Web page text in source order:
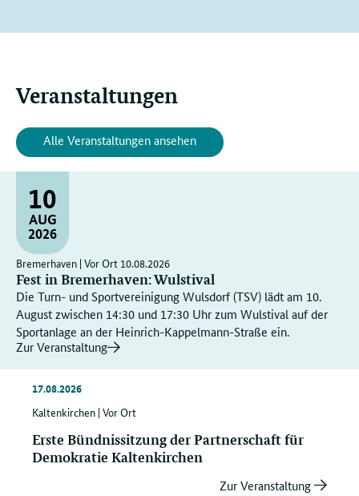
Veranstaltungen
Alle Veranstaltungen ansehen
10
AUG
2026
Bremerhaven Vor Ort 10.08.202610.
08.
2026
Fest in Bremerhaven: Wulstival
Die Turn- und Sportvereinigung Wulsdorf (TSV) lädt am 10.
August zwischen 14:30 und 17:30 Uhr zum Wulstival auf der
Sportanlage an der Heinrich-Kappelmann-Straße ein.
Zur Veranstaltung
17.08.202617.
2026
Kaltenkirchen Vor Ort
Erste Bündnissitzung der Partnerschaft für
Demokratie Kaltenkirchen
Zur Veranstaltung